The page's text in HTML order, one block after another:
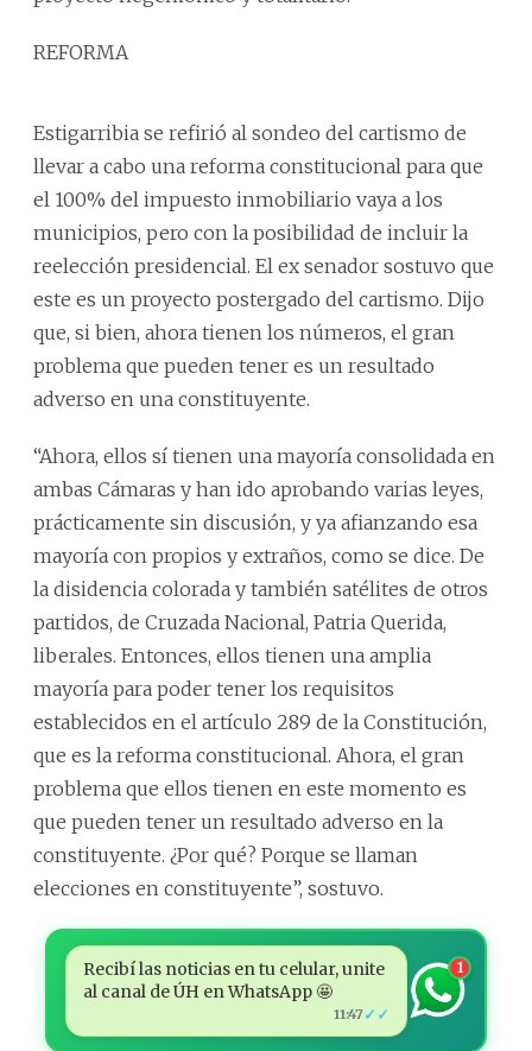
REFORMA
Estigarribia se refirió al sondeo del cartismo de
llevar a cabo una reforma constitucional para que
el 100% del impuesto inmobiliario vaya a los
municipios, pero con la posibilidad de incluir la
reelección presidencial. El ex senador sostuvo que
este es un proyecto postergado del cartismo. Dijo
que, si bien, ahora tienen los números, el gran
problema que pueden tener es un resultado
adverso en una constituyente.
“Ahora, ellos sí tienen una mayoría consolidada en
ambas Cámaras y han ido aprobando varias leyes,
prácticamente sin discusión, y ya afianzando esa
mayoría con propios y extraños, como se dice. De
la disidencia colorada y también satélites de otros
partidos, de Cruzada Nacional, Patria Querida,
liberales. Entonces, ellos tienen una amplia
mayoría para poder tener los requisitos
establecidos en el artículo 289 de la Constitución,
que es la reforma constitucional. Ahora, el gran
problema que ellos tienen en este momento es
que pueden tener un resultado adverso en la
constituyente. ¿Por qué? Porque se llaman
elecciones en constituyente”, sostuvo.
Recibí las noticias en tu celular, unite
al canal de ÚH en WhatsApp 🤩
11:47 ✓✓
1